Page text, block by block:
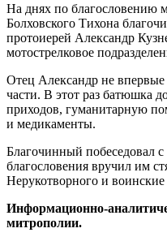
На днях по благословению
Болховского Тихона
протоиерей Александр
мотострелковое
Отец Александр не
части. В этот раз батюшка
приходов, гуманитарную
и медикаменты.
Благочинный побеседовал с
благословения вручил им
Нерукотворного и
Информационно-
митрополии.